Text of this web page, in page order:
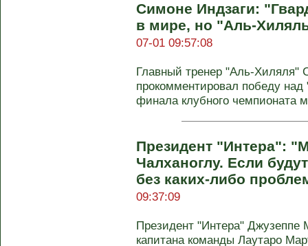
Симоне Индзаги:
в мире, но "Аль-
07-01 09:57:08
Главный тренер "Аль-Хиляля"
прокомментировал победу
финала клубного чемпионата
Президент "Интера":
Чалханоглу. Если
без каких-либо
09:37:09
Президент "Интера" Джузеппе
капитана команды Лаутаро